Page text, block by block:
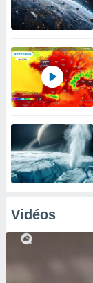
Vidéos